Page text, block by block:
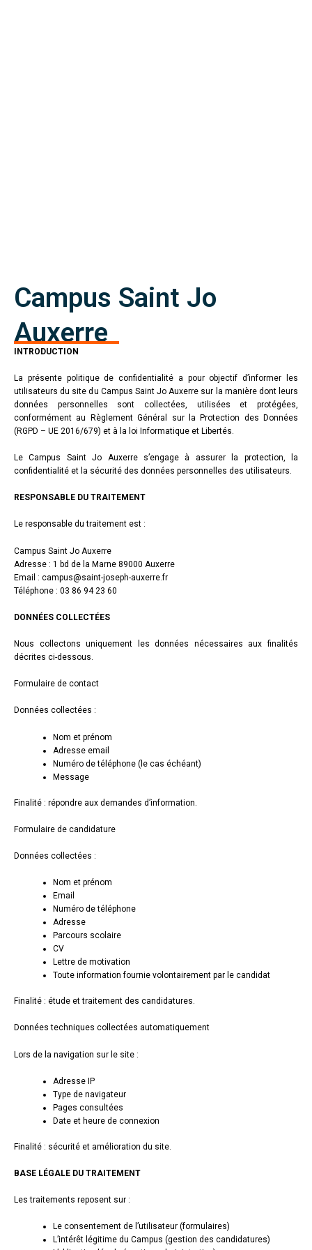
Campus Saint Jo
Auxerre
INTRODUCTION
La présente politique de confidentialité a pour objectif d’informer les
utilisateurs du site du Campus Saint Jo Auxerre sur la manière dont leurs
données personnelles sont collectées, utilisées et protégées,
conformément au Règlement Général sur la Protection des Données
(RGPD – UE 2016/679) et à la loi Informatique et Libertés.
Le Campus Saint Jo Auxerre s’engage à assurer la protection, la
confidentialité et la sécurité des données personnelles des utilisateurs.
RESPONSABLE DU TRAITEMENT
Le responsable du traitement est :
Campus Saint Jo Auxerre
Adresse : 1 bd de la Marne 89000 Auxerre
Email : campus@saint-joseph-auxerre.fr
Téléphone : 03 86 94 23 60
DONNÉES COLLECTÉES
Nous collectons uniquement les données nécessaires aux finalités
décrites ci-dessous.
Formulaire de contact
Données collectées :
Nom et prénom
Adresse email
Numéro de téléphone (le cas échéant)
Message
Finalité : répondre aux demandes d’information.
Formulaire de candidature
Données collectées :
Nom et prénom
Email
Numéro de téléphone
Adresse
Parcours scolaire
CV
Lettre de motivation
Toute information fournie volontairement par le candidat
Finalité : étude et traitement des candidatures.
Données techniques collectées automatiquement
Lors de la navigation sur le site :
Adresse IP
Type de navigateur
Pages consultées
Date et heure de connexion
Finalité : sécurité et amélioration du site.
BASE LÉGALE DU TRAITEMENT
Les traitements reposent sur :
Le consentement de l’utilisateur (formulaires)
L’intérêt légitime du Campus (gestion des candidatures)